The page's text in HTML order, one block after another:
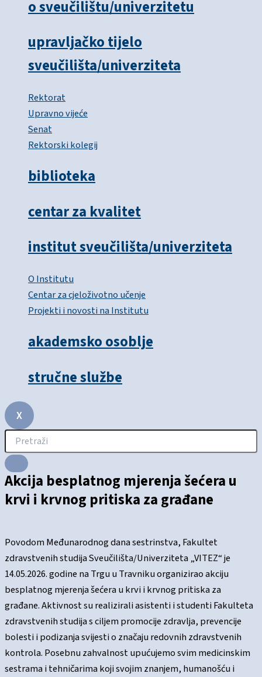
o sveučilištu/univerzitetu
upravljačko tijelo
sveučilišta/univerziteta
Rektorat
Upravno vijeće
Senat
Rektorski kolegij
biblioteka
centar za kvalitet
institut sveučilišta/univerziteta
O Institutu
Centar za cjeloživotno učenje
Projekti i novosti na Institutu
akademsko osoblje
stručne službe
X
Akcija besplatnog mjerenja šećera u
krvi i krvnog pritiska za građane
Povodom Međunarodnog dana sestrinstva, Fakultet
zdravstvenih studija Sveučilišta/Univerziteta „VITEZ“ je
14.05.2026. godine na Trgu u Travniku organizirao akciju
besplatnog mjerenja šećera u krvi i krvnog pritiska za
građane. Aktivnost su realizirali asistenti i studenti Fakulteta
zdravstvenih studija s ciljem promocije zdravlja, prevencije
bolesti i podizanja svijesti o značaju redovnih zdravstvenih
kontrola. Posebnu zahvalnost upućujemo svim medicinskim
sestrama i tehničarima koji svojim znanjem, humanošću i